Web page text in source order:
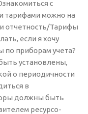
с
тарифами можно на
отчетность/Тарифы
если я хочу
по приборам учета?
установлены,
о периодичности
в
должны быть
ресурсо-